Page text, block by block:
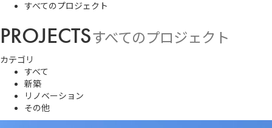
すべてのプロジェクト
PROJECTSすべてのプロジェクト
カテゴリ
すべて
新築
リノベーション
その他